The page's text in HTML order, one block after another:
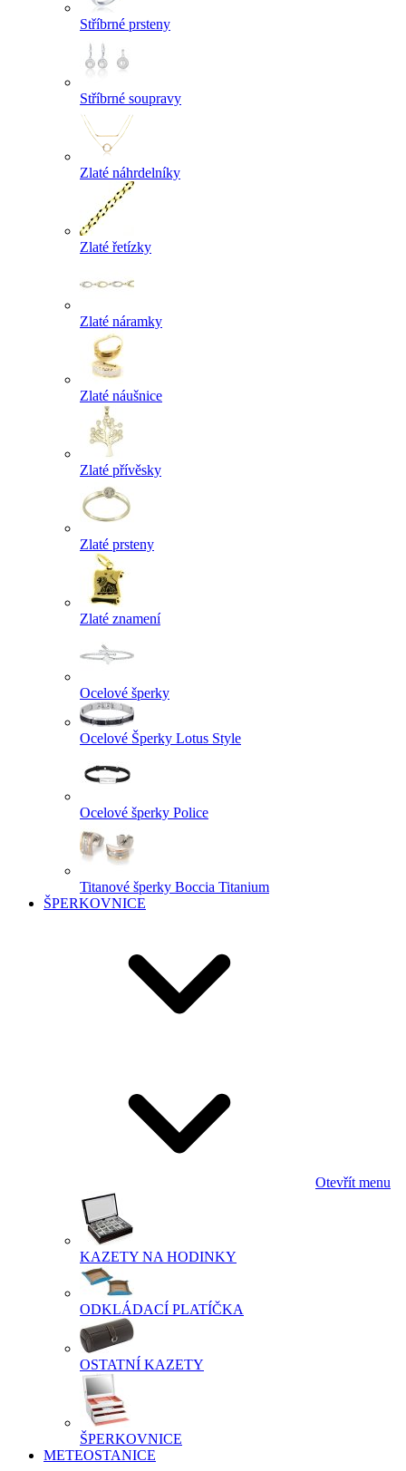
Stříbrné prsteny
Stříbrné soupravy
Zlaté náhrdelníky
Zlaté řetízky
Zlaté náramky
Zlaté náušnice
Zlaté přívěsky
Zlaté prsteny
Zlaté znamení
Ocelové šperky
Ocelové Šperky Lotus Style
Ocelové šperky Police
Titanové šperky Boccia Titanium
ŠPERKOVNICE
Otevřít menu
KAZETY NA HODINKY
ODKLÁDACÍ PLATÍČKA
OSTATNÍ KAZETY
ŠPERKOVNICE
METEOSTANICE